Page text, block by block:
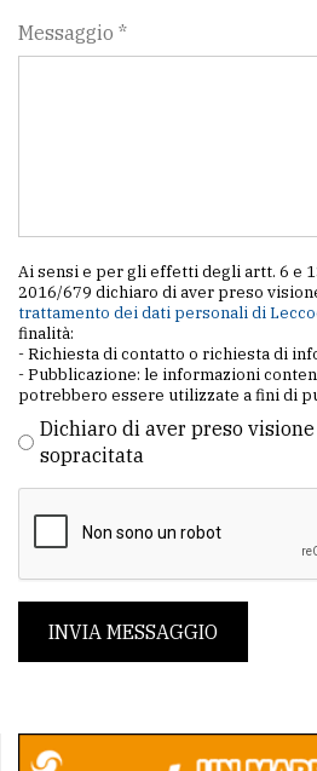
Messaggio *
Ai sensi e per gli effetti degli artt. 6 e
2016/679 dichiaro di aver preso
trattamento dei dati personali di
finalità:
- Richiesta di contatto o richiesta di
- Pubblicazione: le informazioni
potrebbero essere utilizzate a fini di
Dichiaro di aver preso
sopracitata
INVIA MESSAGGIO